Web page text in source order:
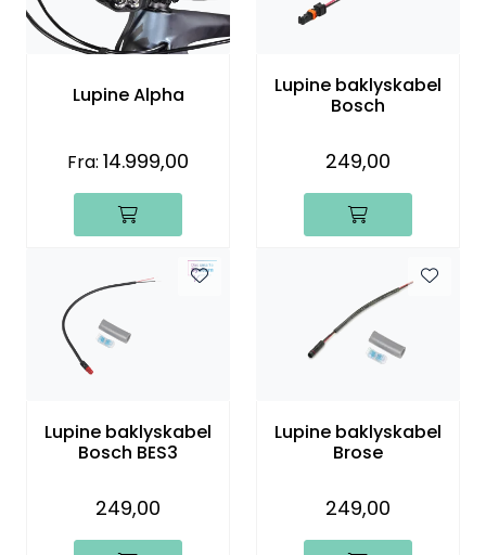
Lupine Alpha
Fra: 14.999,00
Lupine baklyskabel
Bosch
249,00
Lupine baklyskabel
Bosch BES3
249,00
Lupine baklyskabel
Brose
249,00